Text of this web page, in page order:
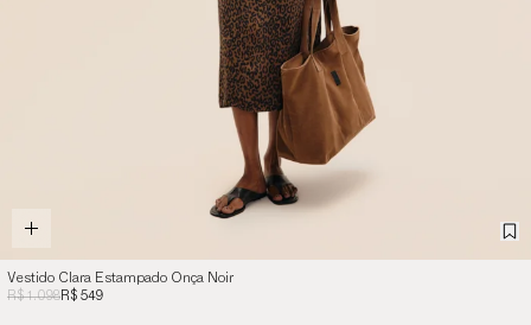
Vestido Clara Estampado Onça Noir
R$ 1.098R$ 549